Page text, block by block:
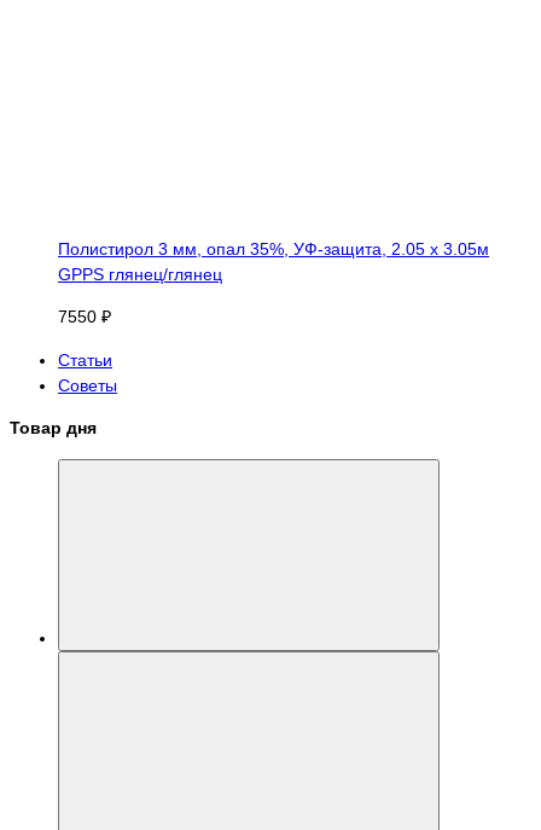
Полистирол 3 мм, опал 35%, УФ-защита, 2.05 х 3.05м
GPPS глянец/глянец
7550 ₽
Статьи
Советы
Товар дня